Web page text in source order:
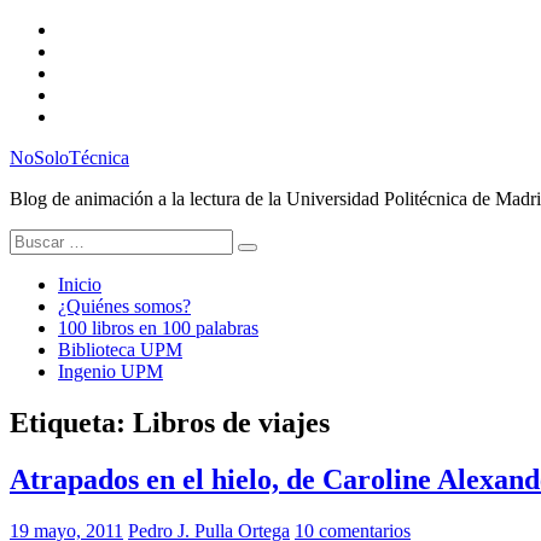
Saltar
contenido
NoSoloTécnica
Blog de animación a la lectura de la Universidad Politécnica de
Buscar:
Inicio
¿Quiénes somos?
100 libros en 100 palabras
Biblioteca UPM
Ingenio UPM
Etiqueta: Libros de viajes
Atrapados en el hielo, de Caroline
19 mayo, 2011 Pedro J. Pulla Ortega 10 comentarios